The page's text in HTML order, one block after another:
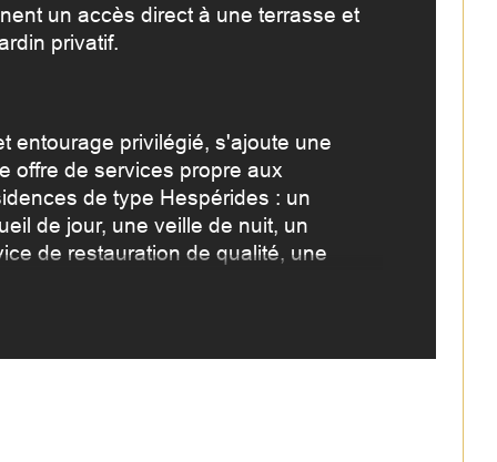
un accès direct à une terrasse et
privatif.
entourage privilégié, s'ajoute une
offre de services propre aux
de type Hespérides : un
de jour, une veille de nuit, un
de restauration de qualité, une
des résidents est également